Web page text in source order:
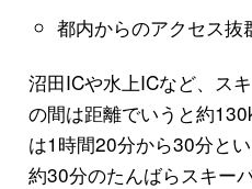
都内からのアクセス抜
沼田ICや水上ICなど、ス
の間は距離でいうと約
は1時間20分から30分と
約30分のたんばらスキー